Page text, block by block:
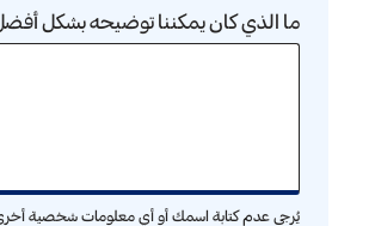
ما الذي كان يمكننا توضيحه بشكل أفضل؟
يُرجى عدم كتابة اسمك أو أي معلومات شخصية أخرى.